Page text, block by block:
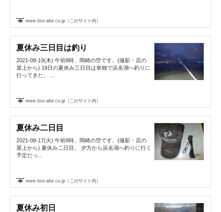
www.bss-abe.co.jp（このサイト内）
夏休み三日目は釣り
2021-08-19(木) 午前8時、岡崎の空です。(撮影・店の
屋上から) 18日の夏休み三日目は単独で浜名湖へ釣りに
行ってきた。 ...
www.bss-abe.co.jp（このサイト内）
夏休み二日目
2021-08-17(火) 午前8時、岡崎の空です。(撮影・店の
屋上から) 夏休み二日目。 夕方から浜名湖へ釣りに行く
予定だっ...
www.bss-abe.co.jp（このサイト内）
夏休み初日